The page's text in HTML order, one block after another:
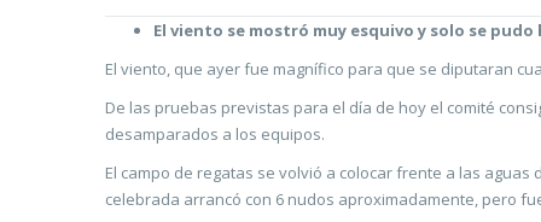
El viento se mostró muy esquivo y solo se
El viento, que ayer fue magnífico para que se diputaran
De las pruebas previstas para el día de hoy el comité
desamparados a los equipos.
El campo de regatas se volvió a colocar frente a las
celebrada arrancó con 6 nudos aproximadamente, pero